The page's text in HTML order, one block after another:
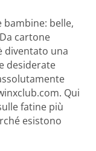
belle,
cartone
diventato una
desiderate
Qui
fatine più
esistono